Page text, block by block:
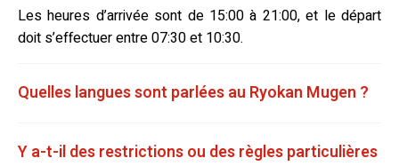
Les heures d’arrivée sont de 15:00 à 21:00, et le départ
doit s’effectuer entre 07:30 et 10:30.
Quelles langues sont parlées au Ryokan Mugen ?
Y a-t-il des restrictions ou des règles particulières